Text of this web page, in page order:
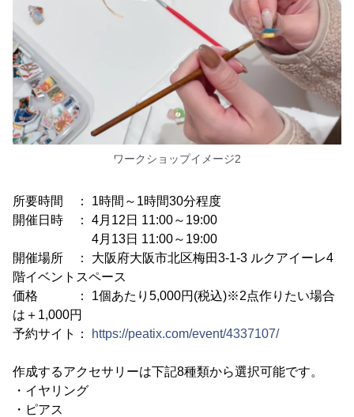
ワークショップイメージ2
所要時間 ： 1時間～1時間30分程度
開催日時 ： 4月12日 11:00～19:00
4月13日 11:00～19:00
開催場所 ： 大阪府大阪市北区梅田3-1-3 ルクアイーレ4
階イベントスペース
価格 ： 1個あたり5,000円(税込)※2点作りたい場合
は＋1,000円
予約サイト：
https://peatix.com/event/4337107/
作成するアクセサリーは下記8種類から選択可能です。
・イヤリング
・ピアス